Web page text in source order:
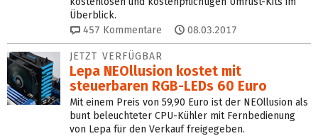
Überblick.
457 Kommentare 08.03.2017
JETZT VERFÜGBAR
Lepa NEOllusion kostet mit
steuerbaren RGB-LEDs 60 Euro
Mit einem Preis von 59,90 Euro ist der NEOllusion als
bunt beleuchteter CPU-Kühler mit Fernbedienung
von Lepa für den Verkauf freigegeben.